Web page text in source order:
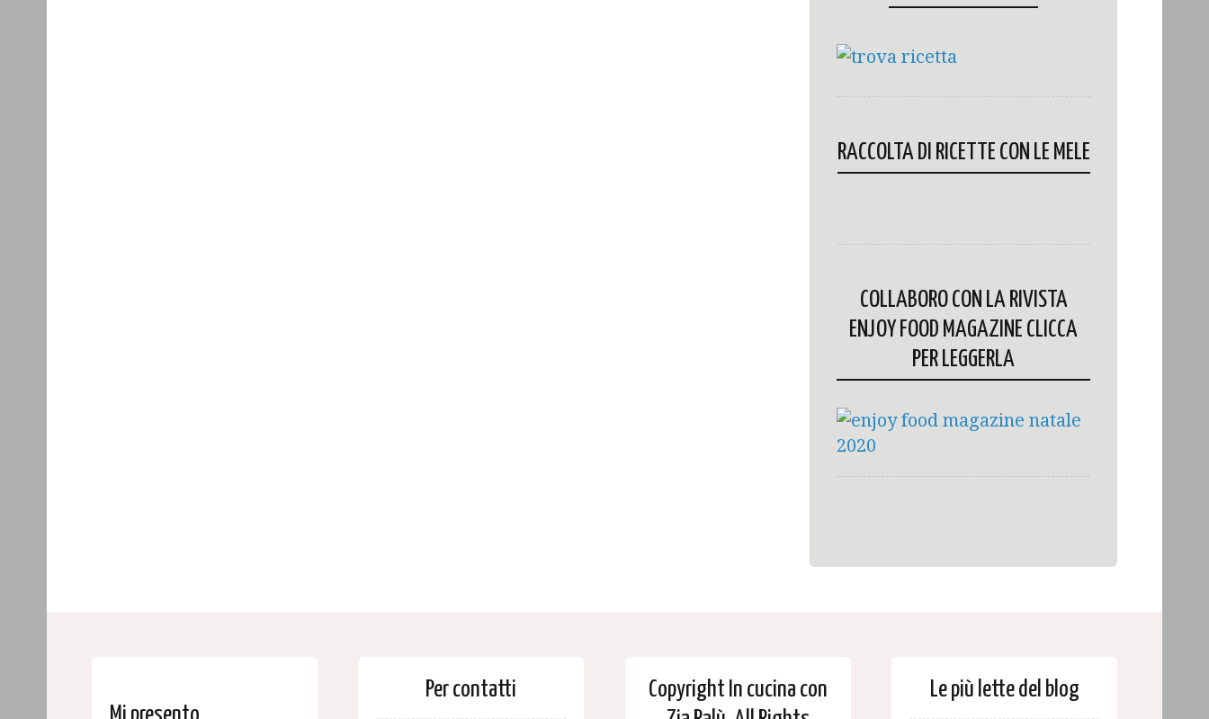
RACCOLTA DI RICETTE CON LE MELE
COLLABORO CON LA RIVISTA
ENJOY FOOD MAGAZINE CLICCA
PER LEGGERLA
Per contatti
Copyright In cucina con
Le più lette del blog